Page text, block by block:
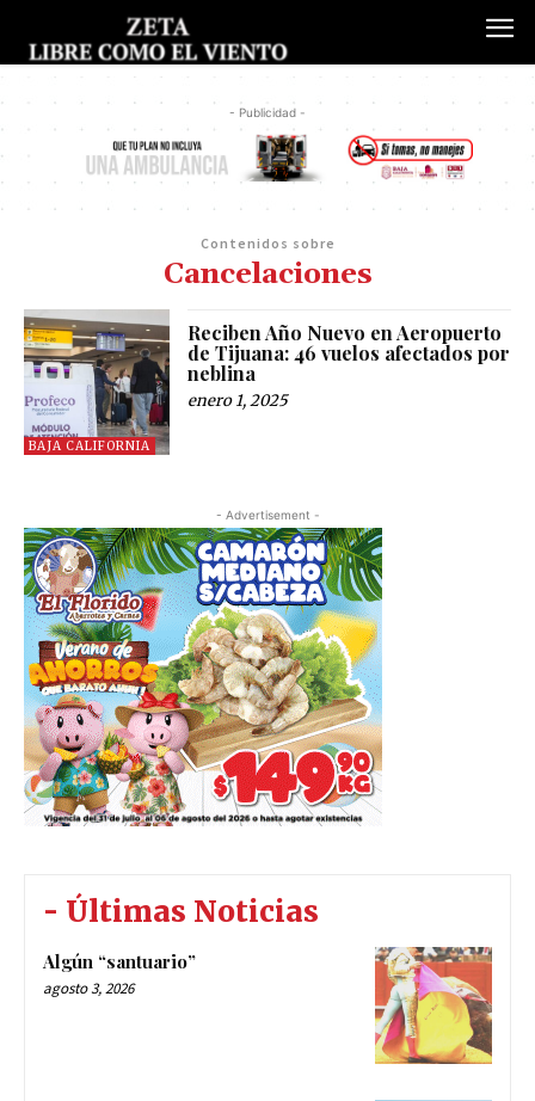
- Publicidad -
Contenidos sobre
Cancelaciones
BAJA CALIFORNIA
Reciben Año Nuevo en Aeropuerto
de Tijuana: 46 vuelos afectados por
neblina
enero 1, 2025
- Advertisement -
- Últimas Noticias
Algún “santuario”
agosto 3, 2026